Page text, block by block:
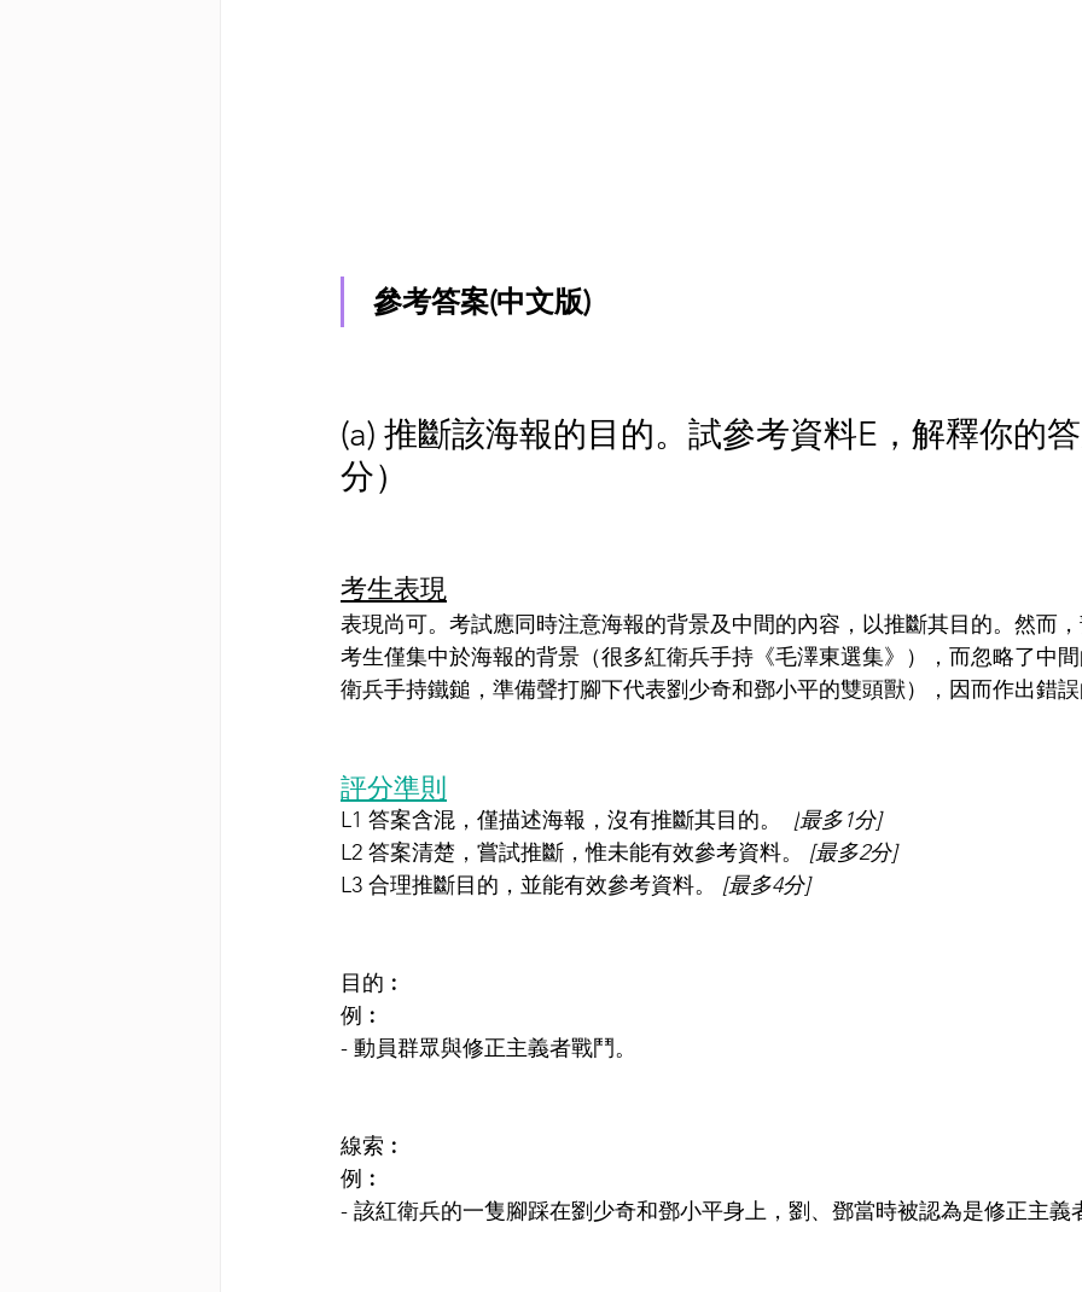
參考答案(中文版)
(a) 推斷該海報的目的。試參考資料E，解釋你的
分）
考生表現
表現尚可。考試應同時注意海報的背景及中間的內容，以推斷其目的。然而
考生僅集中於海報的背景（很多紅衛兵手持《毛澤東選集》），而忽略了中
衛兵手持鐵鎚，準備聲打腳下代表劉少奇和鄧小平的雙頭獸），因而作出錯
評分準則
L1 答案含混，僅描述海報，沒有推斷其目的。 [最多1分]
L2 答案清楚，嘗試推斷，惟未能有效參考資料。 [最多2分]
L3 合理推斷目的，並能有效參考資料。 [最多4分]
目的︰
例︰
- 動員群眾與修正主義者戰鬥。
線索︰
例︰
- 該紅衛兵的一隻腳踩在劉少奇和鄧小平身上，劉、鄧當時被認為是修正主義